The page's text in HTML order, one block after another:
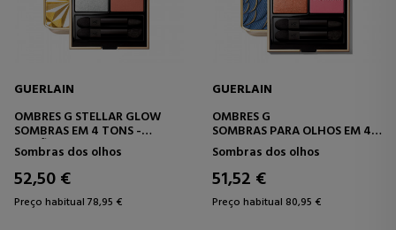
GUERLAIN
OMBRES G STELLAR GLOW
SOMBRAS EM 4 TONS -
EDIÇÃO LIMITADA
Sombras dos olhos
52,50 €
Preço habitual 78,95 €
GUERLAIN
OMBRES G
SOMBRAS PARA OLHOS EM 4
TONS
Sombras dos olhos
51,52 €
Preço habitual 80,95 €